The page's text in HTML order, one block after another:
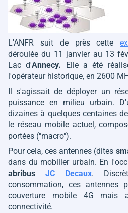
L'ANFR suit de près cette
déroulée du 11 janvier au 13
Lac d'Annecy. Elle a été
l'opérateur historique, en 2600
Il s'agissait de déployer un
puissance en milieu urbain.
dizaines à quelques centaines
le réseau mobile actuel,
portées ("macro").
Pour cela, ces antennes (dites
dans du mobilier urbain. En
abribus JC Decaux.
consommation, ces antennes
couverture mobile 4G
connectivité.